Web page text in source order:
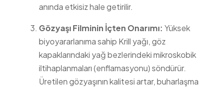
anında etkisiz hale getirilir.
Gözyaşı Filminin İçten Onarımı: Yüksek
biyoyararlanıma sahip Krill yağı, göz
kapaklarındaki yağ bezlerindeki mikroskobik
iltihaplanmaları (enflamasyonu) söndürür.
Üretilen gözyaşının kalitesi artar, buharlaşma